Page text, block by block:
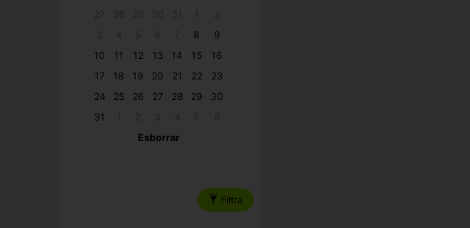
8
9
10
11 12 13 14 15
16
17
18 19 20 21 22
23
24
25 26 27 28 29
30
31
Esborrar
Filtra